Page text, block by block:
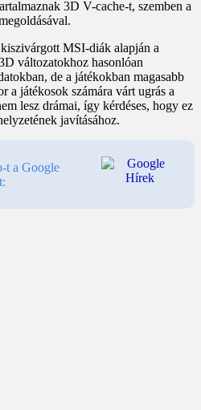
3D V-cache-t, szemben a
MSI-diák alapján a
változatokhoz hasonlóan
de a játékokban magasabb
a játékosok számára várt ugrás a
lesz drámai, így kérdéses, hogy ez
javításához.
t a Google